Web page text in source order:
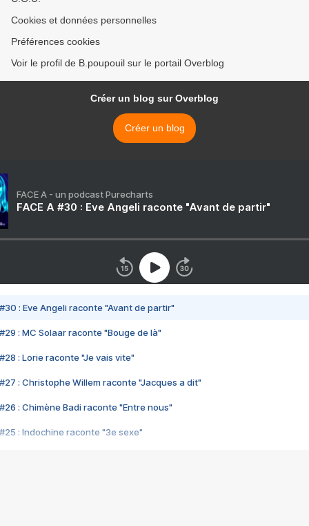
Cookies et données personnelles
Préférences cookies
Voir le profil de B.poupouil sur le portail Overblog
Créer un blog sur Overblog
Créer un blog
FACE A - un podcast Purecharts
FACE A #30 : Eve Angeli raconte "Avant de partir"
#30 : Eve Angeli raconte "Avant de partir"
#29 : MC Solaar raconte "Bouge de là"
#28 : Lorie raconte "Je vais vite"
#27 : Christophe Willem raconte "Jacques a dit"
#26 : Chimène Badi raconte "Entre nous"
#25 : Indochine raconte "3e sexe"